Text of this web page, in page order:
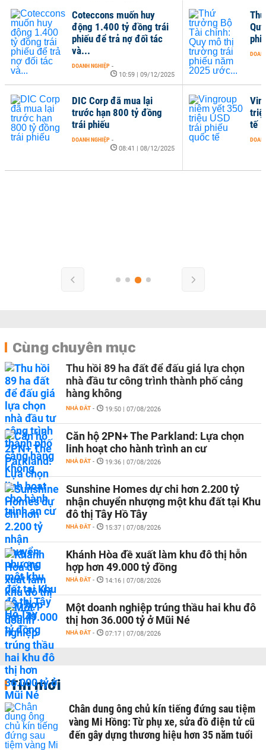
tế
Coteccons muốn huy
động 1.400 tỷ đồng trái
phiếu để trả nợ đối tác
và...
DOANH NGHIỆP -
10:59 | 09/12/2025
DIC Corp đã mua lại
trước hạn 800 tỷ đồng
trái phiếu
DOANH NGHIỆP -
08:41 | 08/12/2025
Cùng chuyên mục
Thu hồi 89 ha đất để đấu giá lựa chọn
nhà đầu tư công trình thành phố cảng
hàng không
NHÀ ĐẤT - 19:50 | 07/08/2026
Căn hộ 2PN+ The Parkland: Lựa chọn
linh hoạt cho hành trình an cư
NHÀ ĐẤT - 19:36 | 07/08/2026
Sunshine Homes dự chi hơn 2.200 tỷ
nhận chuyển nhượng một khu đất tại Khu
đô thị Tây Hồ Tây
NHÀ ĐẤT - 15:37 | 07/08/2026
Khánh Hòa đề xuất làm khu đô thị hỗn
hợp hơn 49.000 tỷ đồng
NHÀ ĐẤT - 14:16 | 07/08/2026
Một doanh nghiệp trúng thầu hai khu đô
thị hơn 36.000 tỷ ở Mũi Né
NHÀ ĐẤT - 07:17 | 07/08/2026
Tin mới
Chân dung ông chủ kín tiếng đứng sau tiệm
vàng Mi Hồng: Từ phụ xe, sửa đồ điện tử cũ
đến gây dựng thương hiệu hơn 35 năm tuổi